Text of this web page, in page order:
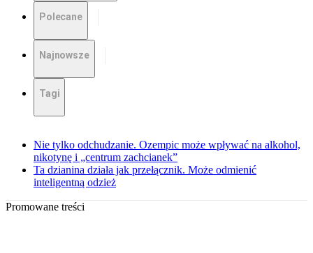
Polecane
Najnowsze
Tagi
Nie tylko odchudzanie. Ozempic może wpływać na alkohol,
nikotynę i „centrum zachcianek”
Ta dzianina działa jak przełącznik. Może odmienić
inteligentną odzież
Promowane treści